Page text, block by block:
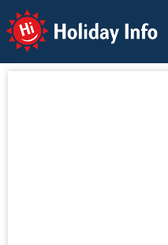
Holiday Info